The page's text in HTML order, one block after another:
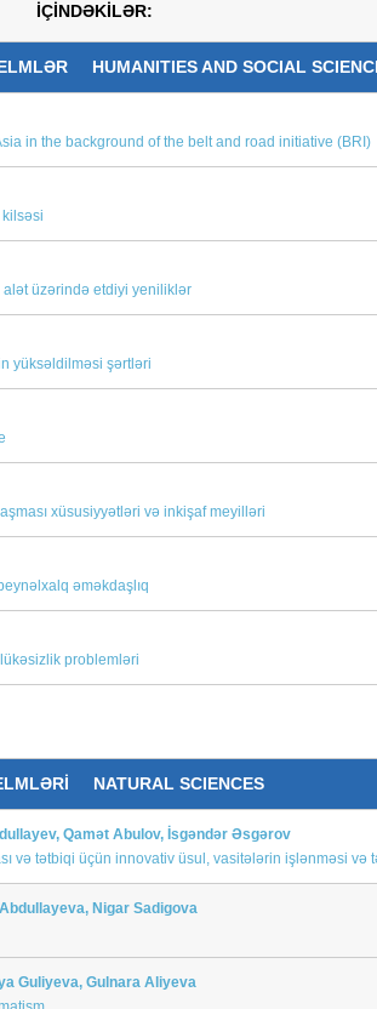
İÇİNDƏKİLƏR:
HUMANITIES AND SOCIAL
in the background of the belt and road initiative (BRI)
üzərində etdiyi yeniliklər
yüksəldilməsi şərtləri
xüsusiyyətləri və inkişaf meyilləri
əməkdaşlıq
problemləri
NATURAL SCIENCES
Qamət Abulov, İsgəndər Əsgərov
və tətbiqi üçün innovativ üsul, vasitələrin işlənməsi və
Nigar Sadigova
Guliyeva, Gulnara Aliyeva